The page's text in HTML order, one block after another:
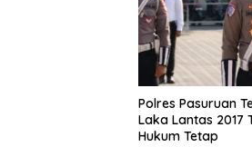
Polres Pasuruan
Laka Lantas 2017
Hukum Tetap